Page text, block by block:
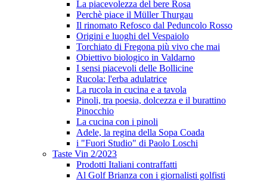
La piacevolezza del bere Rosa
Perchè piace il Müller Thurgau
Il rinomato Refosco dal Peduncolo Rosso
Origini e luoghi del Vespaiolo
Torchiato di Fregona più vivo che mai
Obiettivo biologico in Valdarno
I sensi piacevoli delle Bollicine
Rucola: l'erba adulatrice
La rucola in cucina e a tavola
Pinoli, tra poesia, dolcezza e il burattino
Pinocchio
La cucina con i pinoli
Adele, la regina della Sopa Coada
i "Fuori Studio" di Paolo Loschi
Taste Vin 2/2023
Prodotti Italiani contraffatti
Al Golf Brianza con i giornalisti golfisti